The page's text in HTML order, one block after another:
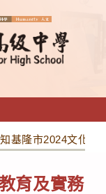
基隆市2024文化資
育及實務